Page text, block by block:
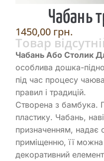
Чабань
1450,00 грн.
Товар
Чабань Або Столик
особлива дошка-
під час процесу
правил і традицій.
Створена з бамбука.
пластику. Чабань,
призначенням, надає
приміщенню, її
декоративний